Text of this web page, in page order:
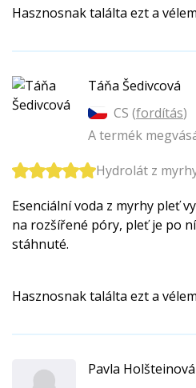
Hasznosnak találta ezt a
Táňa Šedivcová
CS (fordítás)
A termék
Hydrolát z
Esenciální voda z myrhy pleť
na rozšířené póry, pleť je po
stáhnuté.
Hasznosnak találta ezt a
Pavla Holšteinová